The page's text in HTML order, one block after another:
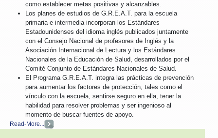
como establecer metas positivas y alcanzables.
Los planes de estudios de G.R.E.A.T. para la escuela
primaria e intermedia incorporan los Estándares
Estadounidenses del idioma inglés publicados juntamente
con el Consejo Nacional de profesores de Inglés y la
Asociación Internacional de Lectura y los Estándares
Nacionales de la Educación de Salud, desarrollados por el
Comité Conjunto de Estándares Nacionales de Salud.
El Programa G.R.E.A.T. integra las prácticas de prevención
para aumentar los factores de protección, tales como el
vínculo con la escuela, sentirse seguro en ella, tener la
habilidad para resolver problemas y ser ingenioso al
momento de buscar fuentes de apoyo.
Read-More...